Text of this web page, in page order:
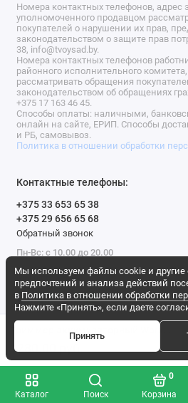
Каталог Поиск Корзина
0
1280.00 pуб.
Мы используем файлы cookie и другие
предпочтений и анализа действий
в Политика в отношении обработки
Нажмите «Принять», если даете
Принять
Номера контактных телефонов, адрес
уполномоченного продавцом
покупателей о нарушении их прав,
законодательством о защите прав
38, info@tvoysad.by.
Номера контактных телефонов
районного исполнительного
рассматривать обращения
законодательством об обращениях
+375 17 163 46 45.
Способы оплаты: наличными,
онлайн на сайте, ЕРИП. Способы
и РБ, самовывоз.
Политика в отношении обработки
Контактные телефоны:
+375 33 653 65 38
+375 29 656 65 68
Обратный звонок
Пн-Вс: с 10.00 до 20.00
Мы в сети